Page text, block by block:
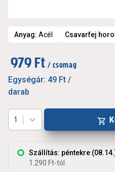
Anyag: Acél Csavarfej
979 Ft / csomag
Egységár: 49 Ft /
darab
Szállítás: péntekre
1.290 Ft-tól
1